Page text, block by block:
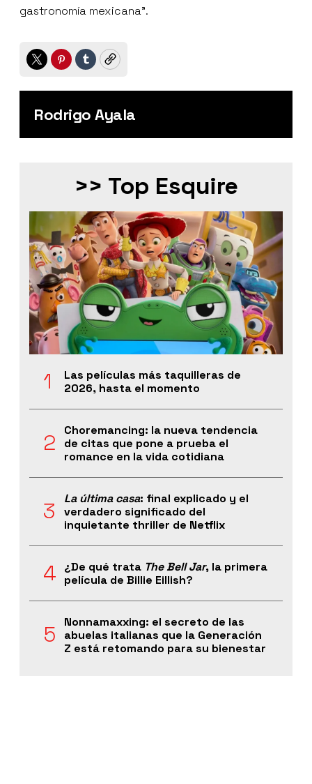
gastronomía mexicana”.
TwitterPinterest
TumblrCopy
Rodrigo Ayala
>> Top Esquire
Las películas más taquilleras de
2026, hasta el momento
Choremancing: la nueva tendencia
de citas que pone a prueba el
romance en la vida cotidiana
La última casa: final explicado y el
verdadero significado del
inquietante thriller de Netflix
¿De qué trata The Bell Jar, la primera
película de Billie Eillish?
Nonnamaxxing: el secreto de las
abuelas italianas que la Generación
Z está retomando para su bienestar